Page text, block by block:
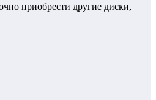
приобрести другие диски,